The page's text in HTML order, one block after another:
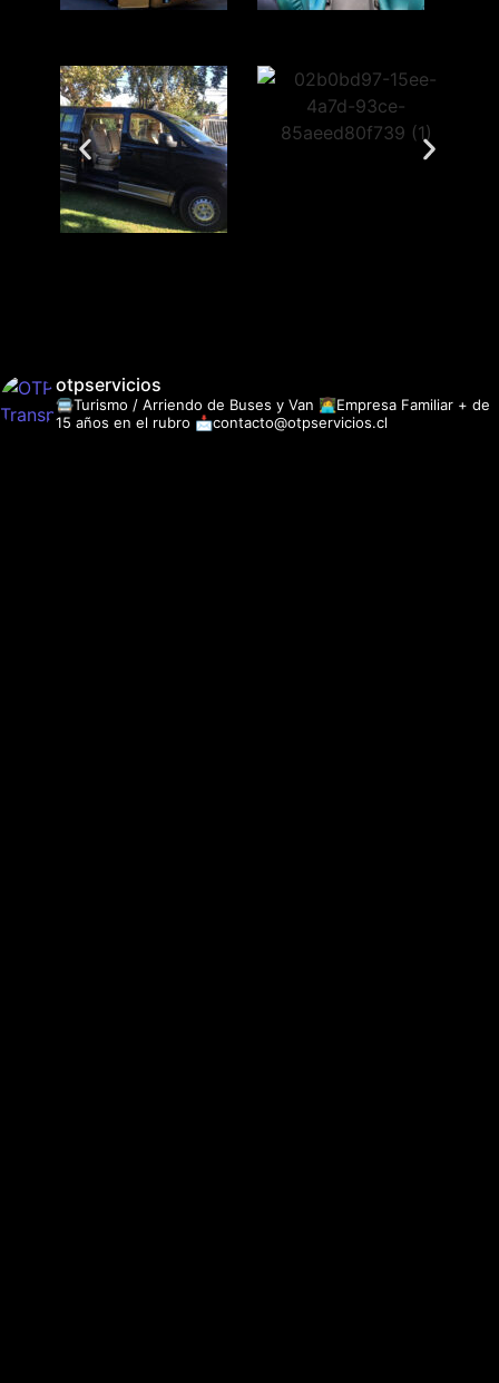
otpservicios
🚍Turismo / Arriendo de Buses y Van 👩‍💻Empresa Familiar + de
15 años en el rubro 📩contacto@otpservicios.cl